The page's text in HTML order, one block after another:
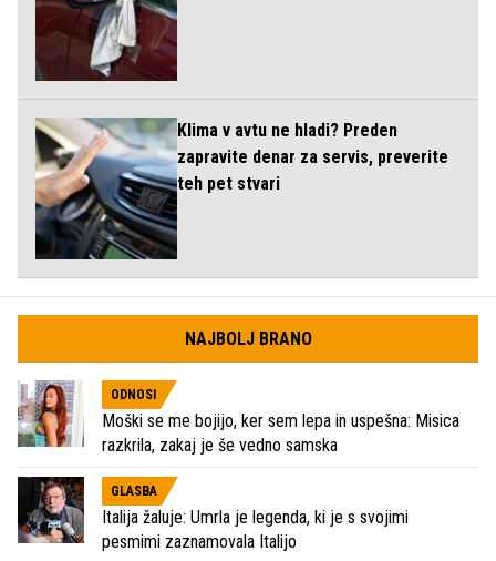
Klima v avtu ne hladi? Preden
zapravite denar za servis, preverite
teh pet stvari
NAJBOLJ BRANO
ODNOSI
Moški se me bojijo, ker sem lepa in uspešna: Misica
razkrila, zakaj je še vedno samska
GLASBA
Italija žaluje: Umrla je legenda, ki je s svojimi
pesmimi zaznamovala Italijo